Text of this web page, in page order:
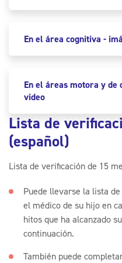
En el área cognitiva -
En el áreas motora y
video
Lista de
(español)
Lista de verificación de 15
Puede llevarse la lista
el médico de su hijo en
hitos que ha alcanzado
continuación.
También puede